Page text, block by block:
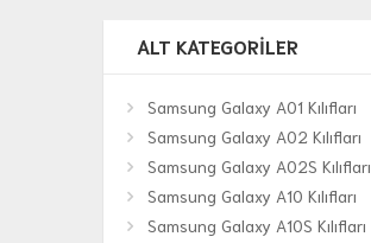
ALT KATEGORILER
Samsung Galaxy A01 Kılıfları
Samsung Galaxy A02 Kılıfları
Samsung Galaxy A02S Kılıfları
Samsung Galaxy A10 Kılıfları
Samsung Galaxy A10S Kılıfları